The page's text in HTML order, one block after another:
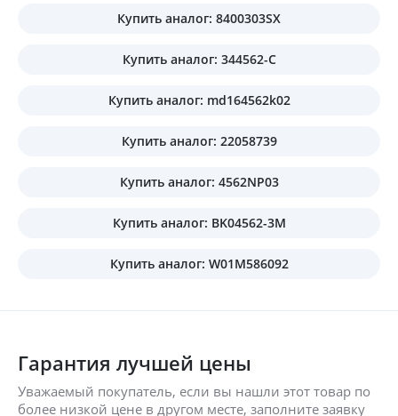
Купить аналог: 8400303SX
Купить аналог: 344562-C
Купить аналог: md164562k02
Купить аналог: 22058739
Купить аналог: 4562NP03
Купить аналог: BK04562-3M
Купить аналог: W01M586092
Гарантия лучшей цены
Уважаемый покупатель, если вы нашли этот товар по
более низкой цене в другом месте, заполните заявку